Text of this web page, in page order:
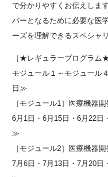
イベントお知らせメール登録
で分かりやすくお伝えしま
バーとなるために必要な医
ーズを理解できるスペシャ
［★レギュラープログラム★
モジュール１～モジュール
日≫
［モジュール1］医療機器
6月1日・6月15日・6月22
≫
［モジュール2］医療機器
7月6日・7月13日・7月20